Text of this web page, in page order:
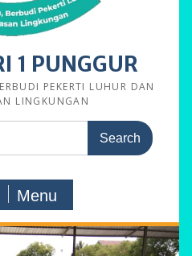
1 PUNGGUR
PEKERTI LUHUR DAN
LINGKUNGAN
Menu